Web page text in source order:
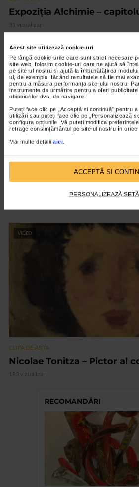
Acest site utilizează cookie-uri
Pe lângă cookie-urile care sunt strict necesare
site web, folosim cookie-uri care ne ajută să
pe site-ul nostru și ajută la îmbunătățirea
ul, de exemplu, făcând rezultatele să fie mai
pentru a măsura performanța site-ului nostru.
instrumente de urmărire pentru a oferi
obiceiurilor dvs. de navigare.
Puteți face clic pe „Acceptă si continuă” pentru
utilizări sau puteți face clic pe „Personalizează
configura opțiunile. Vă puteți modifica
retrage consimțământul pe site-ul nostru în orice
Mai multe detalii aici
ACCEPTĂ SI
PERSONALIZEAZĂ
Expoziția Alchimie –
31 vizualizari
ARTS and ARTISTS.
„Invisible Garden #2”
VIDEO
CLIPA DE ARTA
Nicolae Tonitza – Pictor al
183 vizualizari
RECOMANDĂRI